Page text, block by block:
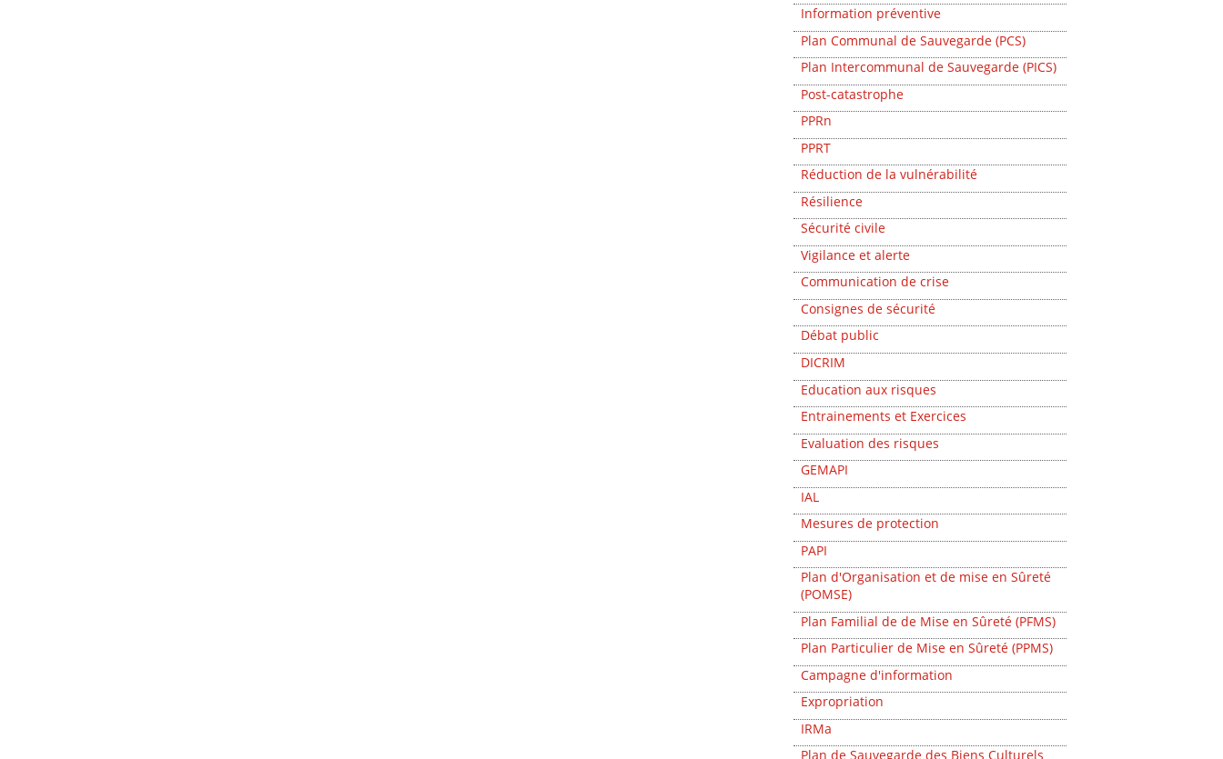
Information préventive
Plan Communal de Sauvegarde (PCS)
Plan Intercommunal de Sauvegarde (PICS)
Post-catastrophe
PPRn
PPRT
Réduction de la vulnérabilité
Résilience
Sécurité civile
Vigilance et alerte
Communication de crise
Consignes de sécurité
Débat public
DICRIM
Education aux risques
Entrainements et Exercices
Evaluation des risques
GEMAPI
IAL
Mesures de protection
PAPI
Plan d'Organisation et de mise en Sûreté
(POMSE)
Plan Familial de de Mise en Sûreté (PFMS)
Plan Particulier de Mise en Sûreté (PPMS)
Campagne d'information
Expropriation
IRMa
Plan de Sauvegarde des Biens Culturels